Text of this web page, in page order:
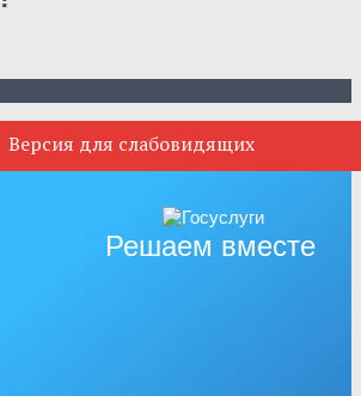
Версия для слабовидящих
Решаем вместе